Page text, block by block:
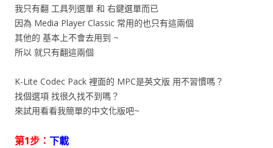
我只有翻 工具列選單 和 右鍵選單而已
因為 Media Player Classic 常用的也只有這兩個
其他的 基本上不會去用到 ~
所以 就只有翻這兩個
K-Lite Codec Pack 裡面的 MPC是英文版 用不習慣嗎？
找個選項 找很久找不到嗎？
來試用看看我簡單的中文化版吧~
第1步： 下載